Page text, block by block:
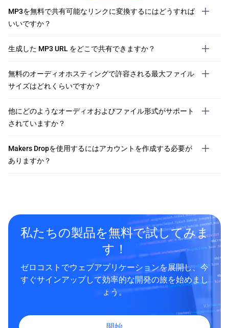
MP3を無料で共有可能なリンクに変換するにはどうすれば
いいですか？
生成した MP3 URL をどこで共有できますか？
無料のオーディオホスティングで許容される最大ファイル
サイズはどれくらいですか？
他にどのようなオーディオおよびファイル形式がサポート
されていますか？
Makers Dropを使用するにはアカウントを作成する必要が
ありますか？
私たちの製品を無料で試してみま
す！
ゼロコストでウェブアプリケーションを展開し、今
すぐサインアップして効率的な開発の旅を始めまし
ょう。